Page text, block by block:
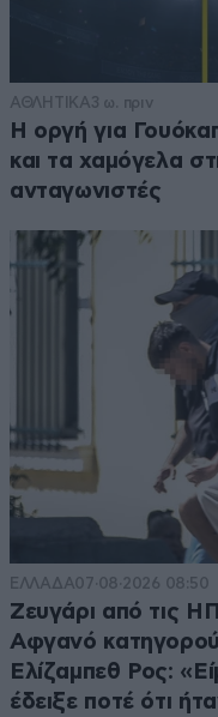
ΑΘΛΗΤΙΚΑ3 ω. πριν
Η οργή για
και τα χαμόγελα
ανταγωνιστές
ΕΛΛΑΔΑ07·08·2026 08:50
Ζευγάρι από τις
Αφγανό
Ελίζαμπεθ Ρος:
έδειξε ποτέ ότι